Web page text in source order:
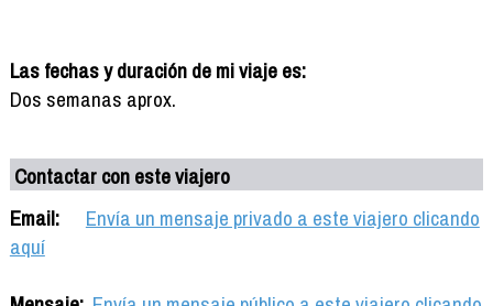
Las fechas y duración de mi viaje es:
Dos semanas aprox.
Contactar con este viajero
Email:
Envía un mensaje privado a este viajero clicando
aquí